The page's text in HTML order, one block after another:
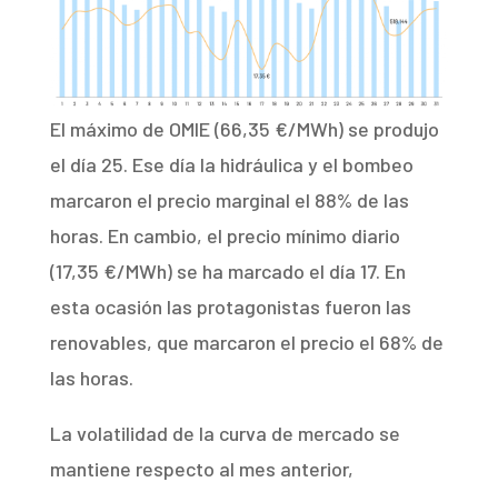
El máximo de OMIE (66,35 €/MWh) se produjo
el día 25. Ese día la hidráulica y el bombeo
marcaron el precio marginal el 88% de las
horas. En cambio, el precio mínimo diario
(17,35 €/MWh) se ha marcado el día 17. En
esta ocasión las protagonistas fueron las
renovables, que marcaron el precio el 68% de
las horas.
La volatilidad de la curva de mercado se
mantiene respecto al mes anterior,